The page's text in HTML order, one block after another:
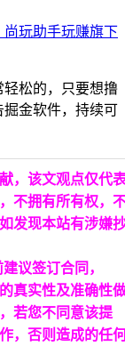
轻松的，只要想撸
金软件，持续可
，该文观点仅代
不拥有所有权，
发现本站有涉嫌
议签订合同，
真实性及准确性
若您不同意该提
，否则造成的任